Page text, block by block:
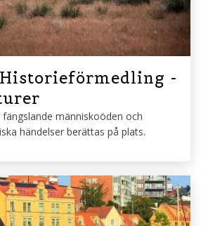
-
människoöden och
händelser berättas på plats.